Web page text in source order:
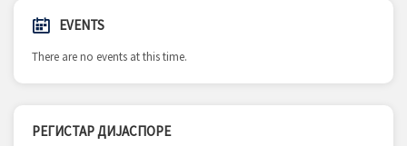
EVENTS
There are no events at this time.
РЕГИСТАР ДИЈАСПОРЕ